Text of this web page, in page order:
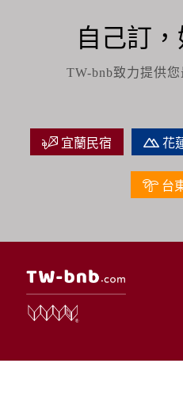
自己訂，
TW-bnb致力提供
宜蘭民宿 花
台